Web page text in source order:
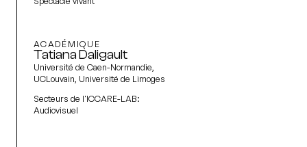
ACADÉMIQUE
Tatiana Daligault
Université de Caen-Normandie,
UCLouvain, Université de Limoges
Secteurs de l'ICCARE-LAB:
Audiovisuel